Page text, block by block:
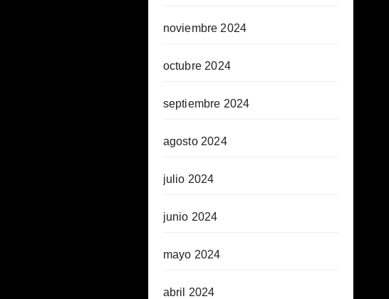
noviembre 2024
octubre 2024
septiembre 2024
agosto 2024
julio 2024
junio 2024
mayo 2024
abril 2024